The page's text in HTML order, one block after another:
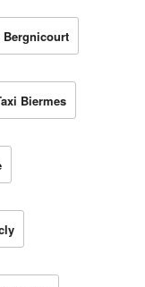
Bergnicourt
Biermes